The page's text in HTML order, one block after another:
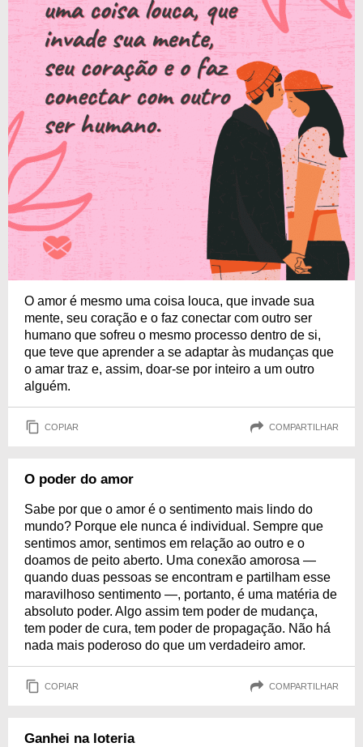
O amor é mesmo uma coisa louca, que invade sua
mente, seu coração e o faz conectar com outro ser
humano que sofreu o mesmo processo dentro de si,
que teve que aprender a se adaptar às mudanças que
o amar traz e, assim, doar-se por inteiro a um outro
alguém.
COPIAR COMPARTILHAR
O poder do amor
Sabe por que o amor é o sentimento mais lindo do
mundo? Porque ele nunca é individual. Sempre que
sentimos amor, sentimos em relação ao outro e o
doamos de peito aberto. Uma conexão amorosa —
quando duas pessoas se encontram e partilham esse
maravilhoso sentimento —, portanto, é uma matéria de
absoluto poder. Algo assim tem poder de mudança,
tem poder de cura, tem poder de propagação. Não há
nada mais poderoso do que um verdadeiro amor.
COPIAR COMPARTILHAR
Ganhei na loteria